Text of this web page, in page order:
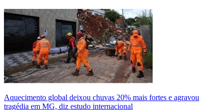
Aquecimento global deixou chuvas 20% mais fortes e agravou
tragédia em MG, diz estudo internacional